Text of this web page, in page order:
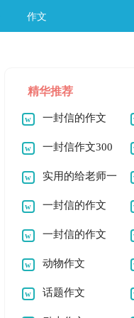
作文
精华推荐
一封信的作文
300字一封信作文300
字 实用的给老师一
封信作文一封信的作文
一封信的作文
动物作文
话题作文